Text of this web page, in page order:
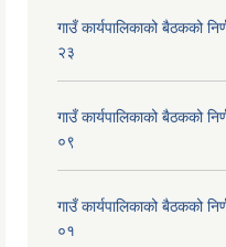
गाउँ कार्यपालिकाको बैठकको
२३
गाउँ कार्यपालिकाको बैठकको
०९
गाउँ कार्यपालिकाको बैठकको
०१